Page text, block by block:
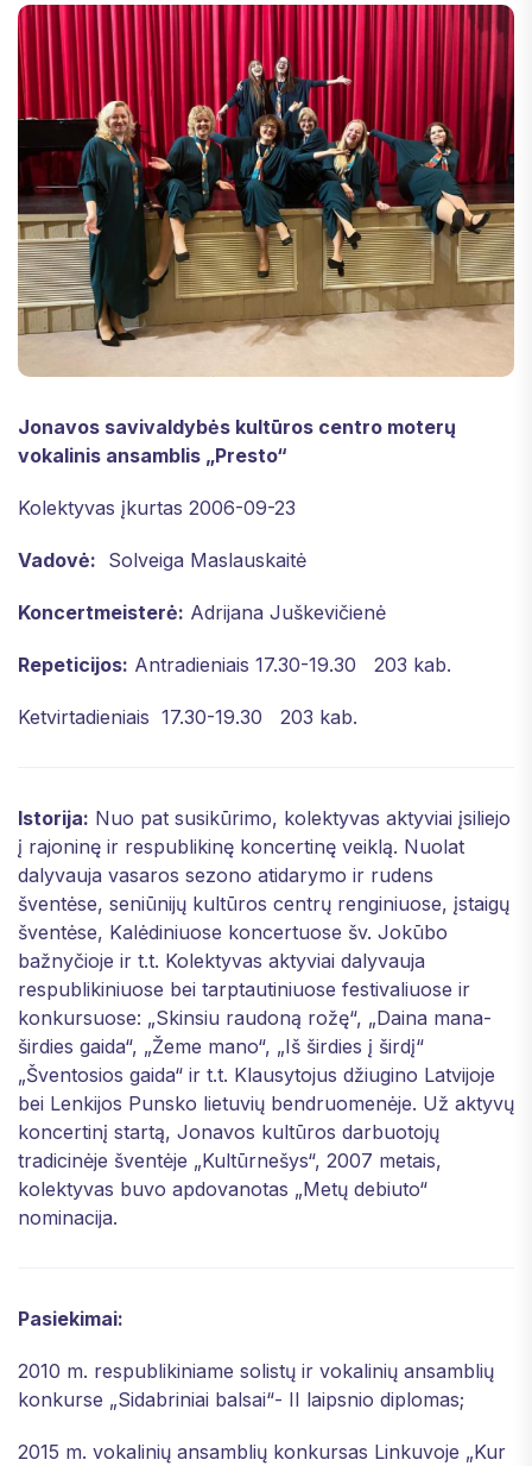
Jonavos savivaldybės kultūros centro moterų
vokalinis ansamblis „Presto“
Kolektyvas įkurtas 2006-09-23
Vadovė: Solveiga Maslauskaitė
Koncertmeisterė: Adrijana Juškevičienė
Repeticijos: Antradieniais 17.30-19.30 203 kab.
Ketvirtadieniais 17.30-19.30 203 kab.
Istorija: Nuo pat susikūrimo, kolektyvas aktyviai įsiliejo
į rajoninę ir respublikinę koncertinę veiklą. Nuolat
dalyvauja vasaros sezono atidarymo ir rudens
šventėse, seniūnijų kultūros centrų renginiuose, įstaigų
šventėse, Kalėdiniuose koncertuose šv. Jokūbo
bažnyčioje ir t.t. Kolektyvas aktyviai dalyvauja
respublikiniuose bei tarptautiniuose festivaliuose ir
konkursuose: „Skinsiu raudoną rožę“, „Daina mana-
širdies gaida“, „Žeme mano“, „Iš širdies į širdį“
„Šventosios gaida“ ir t.t. Klausytojus džiugino Latvijoje
bei Lenkijos Punsko lietuvių bendruomenėje. Už aktyvų
koncertinį startą, Jonavos kultūros darbuotojų
tradicinėje šventėje „Kultūrnešys“, 2007 metais,
kolektyvas buvo apdovanotas „Metų debiuto“
nominacija.
Pasiekimai:
2010 m. respublikiniame solistų ir vokalinių ansamblių
konkurse „Sidabriniai balsai“- II laipsnio diplomas;
2015 m. vokalinių ansamblių konkursas Linkuvoje „Kur